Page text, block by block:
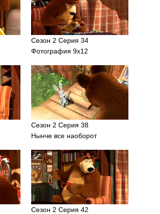
Сезон 2 Серия 34
Фотография 9х12
Сезон 2 Серия 38
Нынче все наоборот
Сезон 2 Серия 42